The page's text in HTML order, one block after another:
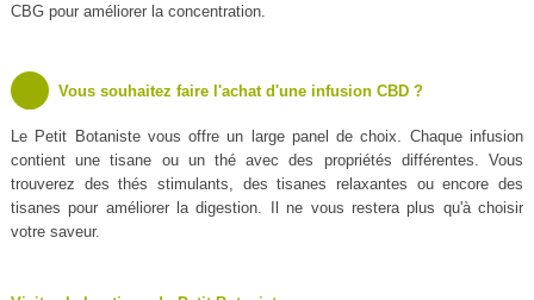
CBG pour améliorer la concentration.
Vous souhaitez faire l'achat d'une infusion CBD ?
Le Petit Botaniste vous offre un large panel de choix. Chaque infusion
contient une tisane ou un thé avec des propriétés différentes. Vous
trouverez des thés stimulants, des tisanes relaxantes ou encore des
tisanes pour améliorer la digestion. Il ne vous restera plus qu'à choisir
votre saveur.